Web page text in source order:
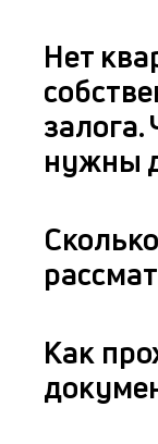
Нет
залога.
нужны
Как